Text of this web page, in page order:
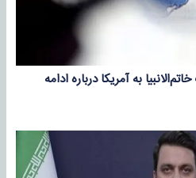
به آمریکا درباره ادامه